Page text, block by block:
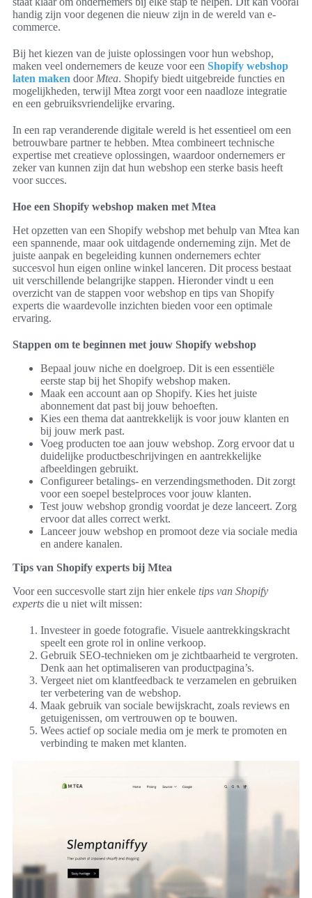
handig zijn voor degenen die nieuw zijn in de wereld van e-
commerce.
Bij het kiezen van de juiste oplossingen voor hun webshop,
maken veel ondernemers de keuze voor een Shopify webshop
laten maken doorMtea. Shopify biedt uitgebreide functies en
mogelijkheden, terwijl Mtea zorgt voor een naadloze integratie
en een gebruiksvriendelijke ervaring.
In een rap veranderende digitale wereld is het essentieel om een
betrouwbare partner te hebben. Mtea combineert technische
expertise met creatieve oplossingen, waardoor ondernemers er
zeker van kunnen zijn dat hun webshop een sterke basis heeft
voor succes.
Hoe een Shopify webshop maken met Mtea
Het opzetten van een Shopify webshop met behulp van Mtea kan
een spannende, maar ook uitdagende onderneming zijn. Met de
juiste aanpak en begeleiding kunnen ondernemers echter
succesvol hun eigen online winkel lanceren. Dit process bestaat
uit verschillende belangrijke stappen. Hieronder vindt u een
overzicht van de stappen voor webshop en tips van Shopify
experts die waardevolle inzichten bieden voor een optimale
ervaring.
Stappen om te beginnen met jouw Shopify webshop
Bepaal jouw niche en doelgroep. Dit is een essentiële
eerste stap bij het Shopify webshop maken.
Maak een account aan op Shopify. Kies het juiste
abonnement dat past bij jouw behoeften.
Kies een thema dat aantrekkelijk is voor jouw klanten en
bij jouw merk past.
Voeg producten toe aan jouw webshop. Zorg ervoor dat u
duidelijke productbeschrijvingen en aantrekkelijke
afbeeldingen gebruikt.
Configureer betalings- en verzendingsmethoden. Dit zorgt
voor een soepel bestelproces voor jouw klanten.
Test jouw webshop grondig voordat je deze lanceert. Zorg
ervoor dat alles correct werkt.
Lanceer jouw webshop en promoot deze via sociale media
en andere kanalen.
Tips van Shopify experts bij Mtea
Voor een succesvolle start zijn hier enkele tips van Shopify
experts die u niet wilt missen:
Investeer in goede fotografie. Visuele aantrekkingskracht
speelt een grote rol in online verkoop.
Gebruik SEO-technieken om je zichtbaarheid te vergroten.
Denk aan het optimaliseren van productpagina’s.
Vergeet niet om klantfeedback te verzamelen en gebruiken
ter verbetering van de webshop.
Maak gebruik van sociale bewijskracht, zoals reviews en
getuigenissen, om vertrouwen op te bouwen.
Wees actief op sociale media om je merk te promoten en
verbinding te maken met klanten.